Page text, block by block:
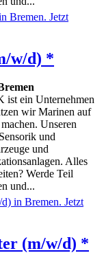
w/d) *
ein Unternehmen
wir Marinen auf
Unseren
und
und
Alles
Werde Teil
und...
(m/w/d) *